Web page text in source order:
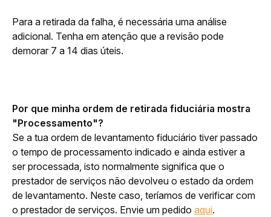
Para a retirada da falha, é necessária uma análise
adicional. Tenha em atenção que a revisão pode
demorar 7 a 14 dias úteis.
Por que minha ordem de retirada fiduciária mostra
"Processamento"?
Se a tua ordem de levantamento fiduciário tiver passado
o tempo de processamento indicado e ainda estiver a
ser processada, isto normalmente significa que o
prestador de serviços não devolveu o estado da ordem
de levantamento. Neste caso, teríamos de verificar com
o prestador de serviços. Envie um pedido aqui.